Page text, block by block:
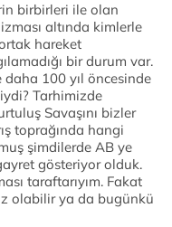
birbirleri ile olan
altında kimlerle
hareket
bir durum var.
100 yıl öncesinde
Tarhimizde
Savaşını bizler
toprağında hangi
şimdilerde AB ye
gösteriyor olduk.
taraftarıyım. Fakat
olabilir ya da bugünkü